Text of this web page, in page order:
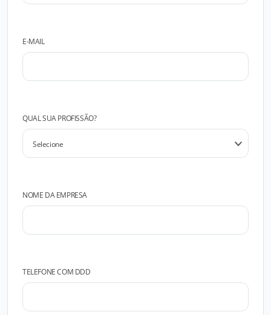
E-MAIL
QUAL SUA PROFISSÃO?
NOME DA EMPRESA
TELEFONE COM DDD